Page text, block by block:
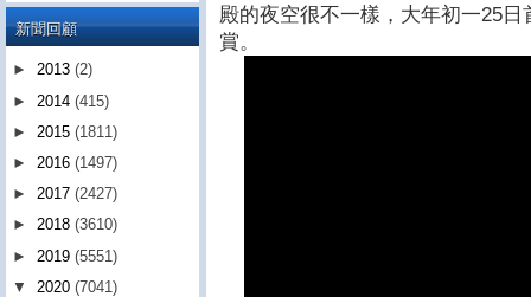
殿的夜空很不一樣，大年初一25
賞。
新聞回顧
► 2013 (2)
► 2014 (415)
► 2015 (1811)
► 2016 (1497)
► 2017 (2427)
► 2018 (3610)
► 2019 (5551)
▼ 2020 (7041)